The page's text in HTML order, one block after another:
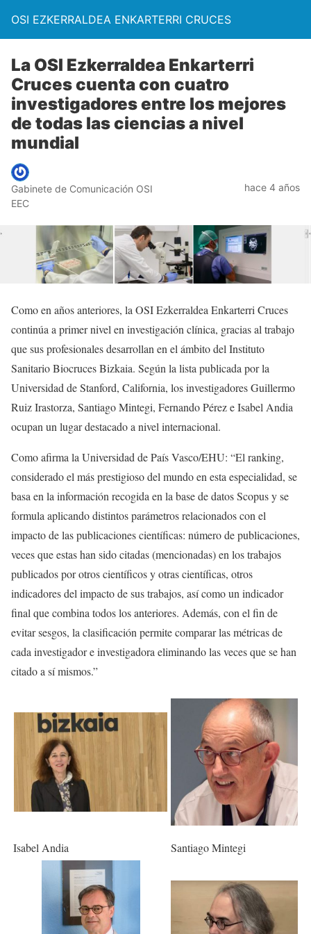
OSI EZKERRALDEA ENKARTERRI CRUCES
La OSI Ezkerraldea Enkarterri
Cruces cuenta con cuatro
investigadores entre los mejores
de todas las ciencias a nivel
mundial
Gabinete de Comunicación OSI
EEC
hace 4 años
Como en años anteriores, la OSI Ezkerraldea Enkarterri Cruces
continúa a primer nivel en investigación clínica, gracias al trabajo
que sus profesionales desarrollan en el ámbito del Instituto
Sanitario Biocruces Bizkaia. Según la lista publicada por la
Universidad de Stanford, California, los investigadores Guillermo
Ruiz Irastorza, Santiago Mintegi, Fernando Pérez e Isabel Andia
ocupan un lugar destacado a nivel internacional.
Como afirma la Universidad de País Vasco/EHU: “El ranking,
considerado el más prestigioso del mundo en esta especialidad, se
basa en la información recogida en la base de datos Scopus y se
formula aplicando distintos parámetros relacionados con el
impacto de las publicaciones científicas: número de publicaciones,
veces que estas han sido citadas (mencionadas) en los trabajos
publicados por otros científicos y otras científicas, otros
indicadores del impacto de sus trabajos, así como un indicador
final que combina todos los anteriores. Además, con el fin de
evitar sesgos, la clasificación permite comparar las métricas de
cada investigador e investigadora eliminando las veces que se han
citado a sí mismos.”
Isabel Andia Santiago Mintegi